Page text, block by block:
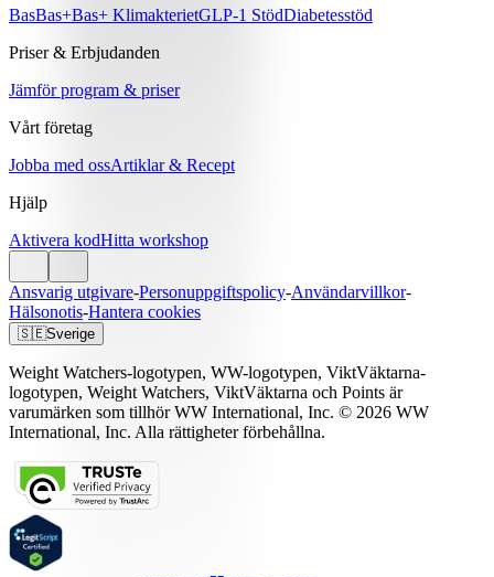
BasBas+Bas+ KlimakterietGLP-1 StödDiabetesstöd
Priser & Erbjudanden
Jämför program & priser
Vårt företag
Jobba med ossArtiklar & Recept
Hjälp
Aktivera kodHitta workshop
Ansvarig utgivare-Personuppgiftspolicy-Användarvillkor-
Hälsonotis-Hantera cookies
🇸🇪Sverige
Weight Watchers-logotypen, WW-logotypen, ViktVäktarna-
logotypen, Weight Watchers, ViktVäktarna och Points är
varumärken som tillhör WW International, Inc. © 2026 WW
International, Inc. Alla rättigheter förbehållna.